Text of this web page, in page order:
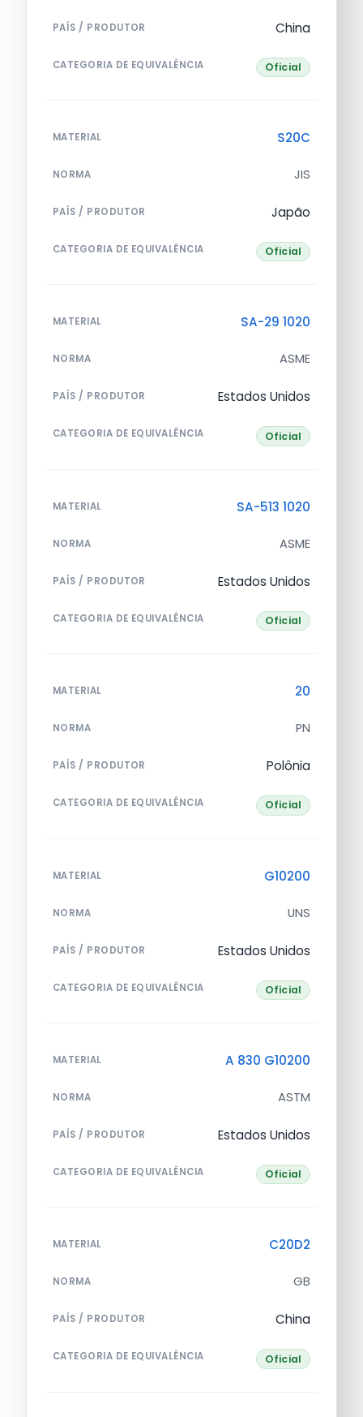
PAÍS / PRODUTOR China
CATEGORIA DE EQUIVALÊNCIA Oficial
MATERIAL S20C
NORMA JIS
PAÍS / PRODUTOR Japão
CATEGORIA DE EQUIVALÊNCIA Oficial
MATERIAL SA-29 1020
NORMA ASME
PAÍS / PRODUTOR Estados Unidos
CATEGORIA DE EQUIVALÊNCIA Oficial
MATERIAL SA-513 1020
NORMA ASME
PAÍS / PRODUTOR Estados Unidos
CATEGORIA DE EQUIVALÊNCIA Oficial
MATERIAL 20
NORMA PN
PAÍS / PRODUTOR Polônia
CATEGORIA DE EQUIVALÊNCIA Oficial
MATERIAL G10200
NORMA UNS
PAÍS / PRODUTOR Estados Unidos
CATEGORIA DE EQUIVALÊNCIA Oficial
MATERIAL A 830 G10200
NORMA ASTM
PAÍS / PRODUTOR Estados Unidos
CATEGORIA DE EQUIVALÊNCIA Oficial
MATERIAL C20D2
NORMA GB
PAÍS / PRODUTOR China
CATEGORIA DE EQUIVALÊNCIA Oficial